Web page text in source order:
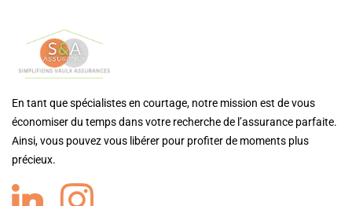
En tant que spécialistes en courtage, notre mission est de vous
économiser du temps dans votre recherche de l’assurance parfaite.
Ainsi, vous pouvez vous libérer pour profiter de moments plus
précieux.